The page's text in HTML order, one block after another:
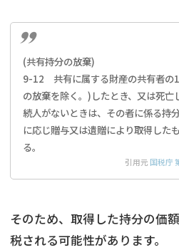
(共有持分の放棄)
9-12 共有に属する財産の共有者の
の放棄を除く。)したとき、又は死
続人がないときは、その者に係る持
に応じ贈与又は遺贈により取得した
る。
引用元 国税庁
そのため、取得した持分の価
税される可能性があります。